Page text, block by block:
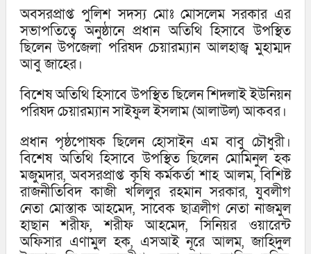
অবসরপ্রাপ্ত পুলিশ সদস্য মোঃ মোসলেম সরকার এর
সভাপতিত্বে অনুষ্ঠানে প্রধান অতিথি হিসাবে উপস্থিত
ছিলেন উপজেলা পরিষদ চেয়ারম্যান আলহাজ্ব মুহাম্মদ
আবু জাহের।
বিশেষ অতিথি হিসাবে উপস্থিত ছিলেন শিদলাই ইউনিয়ন
পরিষদ চেয়ারম্যান সাইফুল ইসলাম (আলাউল) আকবর।
প্রধান পৃষ্ঠপোষক ছিলেন হোসাইন এম বাবু চৌধুরী।
বিশেষ অতিথি হিসাবে উপস্থিত ছিলেন মোমিনুল হক
মজুমদার, অবসরপ্রাপ্ত কৃষি কর্মকর্তা শাহ আলম, বিশিষ্ট
রাজনীতিবিদ কাজী খলিলুর রহমান সরকার, যুবলীগ
নেতা মোস্তাক আহমেদ, সাবেক ছাত্রলীগ নেতা নাজমুল
হাছান শরীফ, শরীফ আহমেদ, সিনিয়র ওয়ারেন্ট
অফিসার এণামুল হক, এসআই নূরে আলম, জাহিদুল